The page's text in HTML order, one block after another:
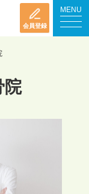
会員登録
MENU
院